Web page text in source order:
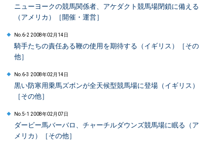
ニューヨークの競馬関係者、アケダクト競馬場閉鎖に備える
（アメリカ）［開催・運営］
No.6-2 2008年02月14日
騎手たちの責任ある鞭の使用を期待する（イギリス）［その
他］
No.6-3 2008年02月14日
黒い防寒用乗馬ズボンが全天候型競馬場に登場（イギリス）
［その他］
No.5-1 2008年02月07日
ダービー馬バーバロ、チャーチルダウンズ競馬場に眠る（ア
メリカ）［その他］